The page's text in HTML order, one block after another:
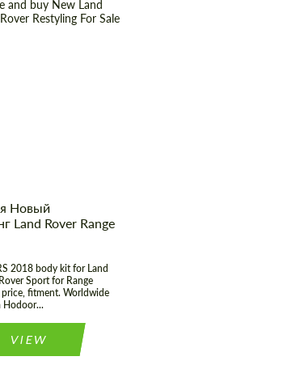
Новый
Land Rover Range
2018 body kit for Land
Sport for Range
price, fitment. Worldwide
Hodoor...
VIEW